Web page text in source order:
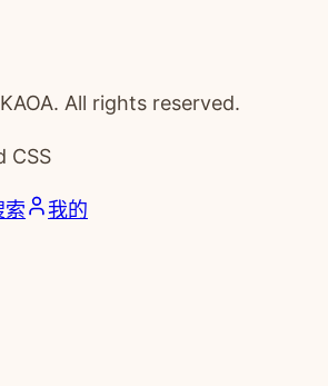
All rights reserved.
CSS
索 我的